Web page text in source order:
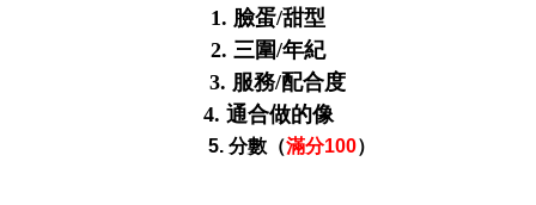
1. 臉蛋/甜型
2. 三圍/年紀
3. 服務/配合度
4. 通合做的像
5. 分數（滿分100）